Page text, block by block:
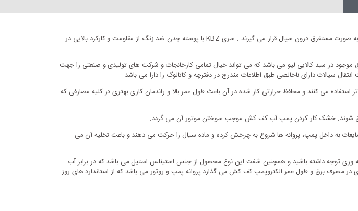
الکترو پمپ های کفکش از نوع ­­­­­­­­­پمپ های سانتریفیوژ جهت انتقال سیالات و تخلیه پساب ها هستند که به صورت مستغرق درون سیال قرار می گیرند . سری KBZ با پوسته چدن ضد زنگ از مقاومت و کارکرد بالایی در
موجود در سبد کالایی لیو می باشد که می تواند خیال تمامی کارخانجات و شرکت های تولیدی و صنعتی را جهت
سیالات دارای ناخالصی طبق اطلاعات مندرج در دفترچه و کاتالوگ را دارا می باشد .
می کنند و محافظ حرارتی کار شده در آن باعث طول عمر بالا و راندمان کاری بهتری در کلیه مصارفی که
شوند. خشک کار کردن پمپ آب کف کش موجب سوختن موتور آن می گردد.
به داخل پمپ، پروانه ها شروع به چرخش کرده و ماده سیال را حرکت می دهند و باعث تخلیه آن می
توجه داشته باشید و همچنین شفت این نوع محصول از جنس استینلس استیل می باشد که در برابر آب
مصرف برق و طول عمر الکتروپمپ کف کش می گذارد پروانه پمپ و روتور می باشد که از استاندارد های روز